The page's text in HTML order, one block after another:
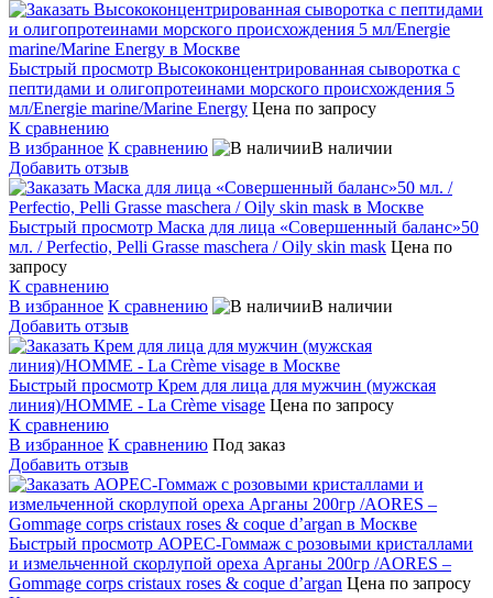
Быстрый просмотр Высококонцентрированная сыворотка с
пептидами и олигопротеинами морского происхождения 5
мл/Energie marine/Marine Energy Цена по запросу
К сравнению
В избранное К сравнению
В наличии
Добавить отзыв
Быстрый просмотр Маска для лица «Совершенный баланс»50
мл. / Perfectio, Pelli Grasse maschera / Oily skin mask Цена по
запросу
К сравнению
В избранное К сравнению
В наличии
Добавить отзыв
Быстрый просмотр Крем для лица для мужчин (мужская
линия)/HOMME - La Crème visage Цена по запросу
К сравнению
В избранное К сравнению Под заказ
Добавить отзыв
Быстрый просмотр АОРЕС-Гоммаж с розовыми кристаллами
и измельченной скорлупой ореха Арганы 200гр /AORES –
Gommage corps cristaux roses & coque d’argan Цена по запросу